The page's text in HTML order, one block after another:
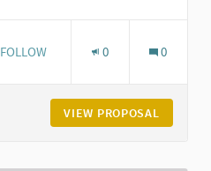
1 FOLLOWER
FOLLOW 0 0
VIEW PROPOSAL